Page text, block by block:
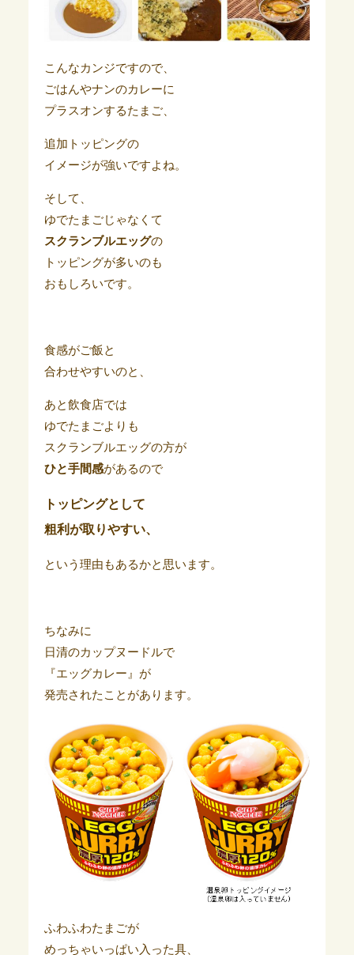
こんなカンジですので、
ごはんやナンのカレーに
プラスオンするたまご、
追加トッピングの
イメージが強いですよね。
そして、
ゆでたまごじゃなくて
スクランブルエッグの
トッピングが多いのも
おもしろいです。
食感がご飯と
合わせやすいのと、
あと飲食店では
ゆでたまごよりも
スクランブルエッグの方が
ひと手間感があるので
トッピングとして
粗利が取りやすい、
という理由もあるかと思います。
ちなみに
日清のカップヌードルで
『エッグカレー』が
発売されたことがあります。
ふわふわたまごが
めっちゃいっぱい入った具、